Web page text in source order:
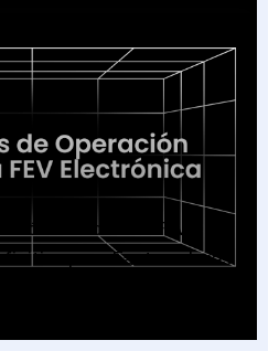
Salud en la FEV
para Facturadores